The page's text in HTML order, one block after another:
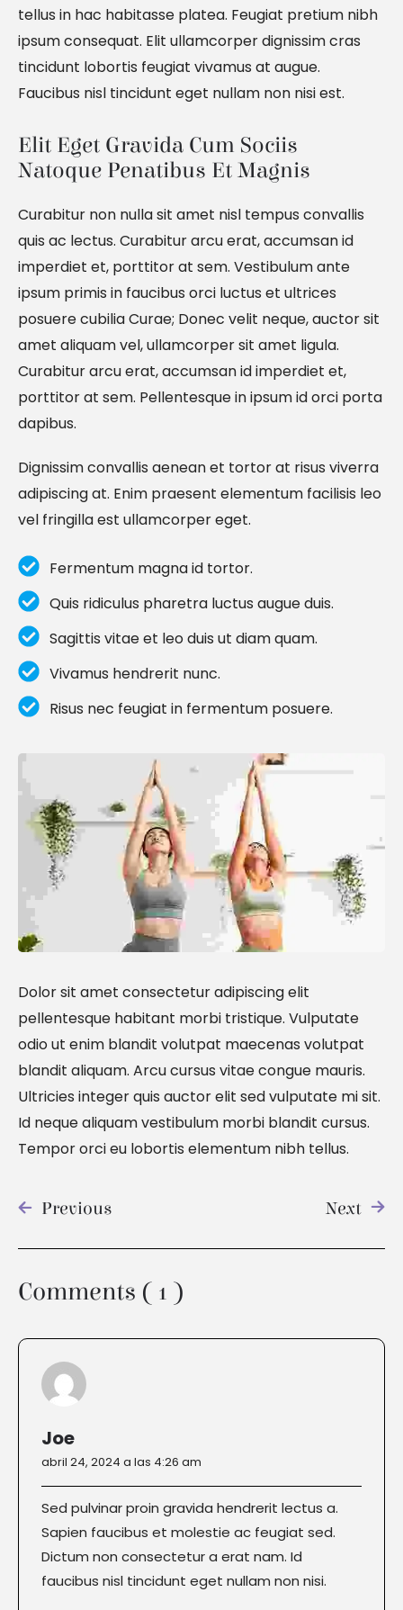
tellus in hac habitasse platea. Feugiat pretium nibh
ipsum consequat. Elit ullamcorper dignissim cras
tincidunt lobortis feugiat vivamus at augue.
Faucibus nisl tincidunt eget nullam non nisi est.
Elit Eget Gravida Cum Sociis
Natoque Penatibus Et Magnis
Curabitur non nulla sit amet nisl tempus convallis
quis ac lectus. Curabitur arcu erat, accumsan id
imperdiet et, porttitor at sem. Vestibulum ante
ipsum primis in faucibus orci luctus et ultrices
posuere cubilia Curae; Donec velit neque, auctor sit
amet aliquam vel, ullamcorper sit amet ligula.
Curabitur arcu erat, accumsan id imperdiet et,
porttitor at sem. Pellentesque in ipsum id orci porta
dapibus.
Dignissim convallis aenean et tortor at risus viverra
adipiscing at. Enim praesent elementum facilisis leo
vel fringilla est ullamcorper eget.
Fermentum magna id tortor.
Quis ridiculus pharetra luctus augue duis.
Sagittis vitae et leo duis ut diam quam.
Vivamus hendrerit nunc.
Risus nec feugiat in fermentum posuere.
Dolor sit amet consectetur adipiscing elit
pellentesque habitant morbi tristique. Vulputate
odio ut enim blandit volutpat maecenas volutpat
blandit aliquam. Arcu cursus vitae congue mauris.
Ultricies integer quis auctor elit sed vulputate mi sit.
Id neque aliquam vestibulum morbi blandit cursus.
Tempor orci eu lobortis elementum nibh tellus.
Previous Next
Comments ( 1 )
Joe
abril 24, 2024 a las 4:26 am
Sed pulvinar proin gravida hendrerit lectus a.
Sapien faucibus et molestie ac feugiat sed.
Dictum non consectetur a erat nam. Id
faucibus nisl tincidunt eget nullam non nisi.